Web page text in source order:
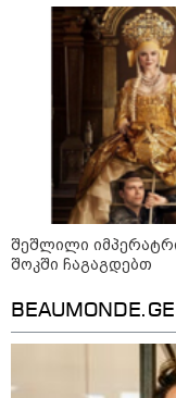
ინფექციას
და რამდენად
შეშლილი
შოკში ჩაგაგდებთ
BEAUMONDE.GE